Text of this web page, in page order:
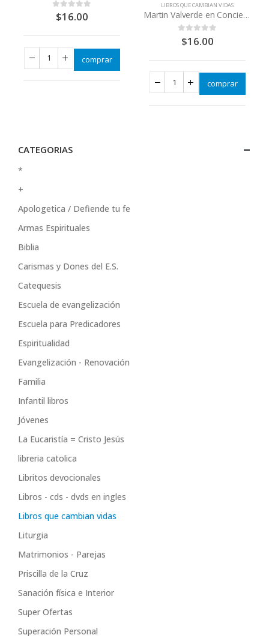
out of 5
$16.00
comprar
LIBROS QUE CAMBIAN VIDAS
Martin Valverde en Concierto Nuevo dvd
out of 5
$16.00
comprar
CATEGORIAS
*
+
Apologetica / Defiende tu fe
Armas Espirituales
Biblia
Carismas y Dones del E.S.
Catequesis
Escuela de evangelización
Escuela para Predicadores
Espiritualidad
Evangelización - Renovación
Familia
Infantil libros
Jóvenes
La Eucaristía = Cristo Jesús
libreria catolica
Libritos devocionales
Libros - cds - dvds en ingles
Libros que cambian vidas
Liturgia
Matrimonios - Parejas
Priscilla de la Cruz
Sanación física e Interior
Super Ofertas
Superación Personal